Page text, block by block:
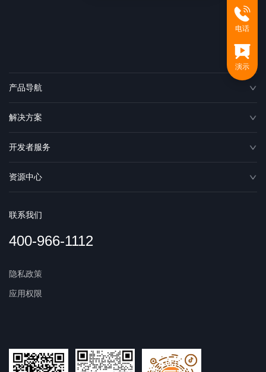
产品导航
解决方案
开发者服务
资源中心
联系我们
400-966-1112
隐私政策
应用权限
电话
演示